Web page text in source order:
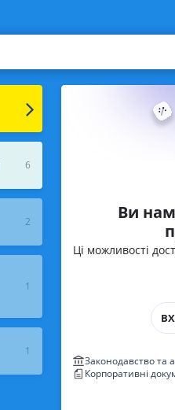
6
2
1
1
Ви
Ці можливості
Законодавство та
Корпоративні